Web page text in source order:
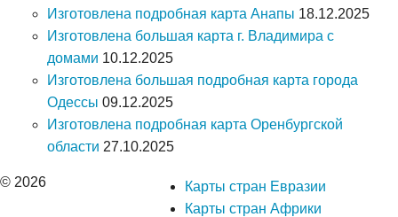
Изготовлена подробная карта Анапы 18.12.2025
Изготовлена большая карта г. Владимира с
домами 10.12.2025
Изготовлена большая подробная карта города
Одессы 09.12.2025
Изготовлена подробная карта Оренбургской
области 27.10.2025
Карты стран Евразии
Карты стран Африки
© 2026